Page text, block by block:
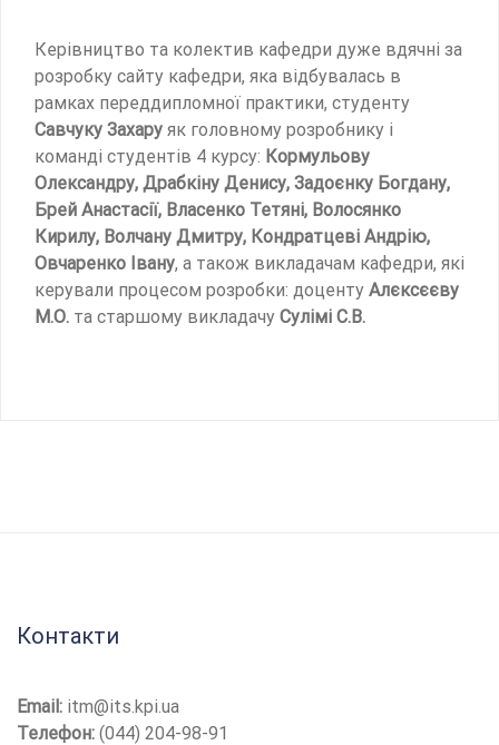
Керівництво та колектив кафедри дуже вдячні за
розробку сайту кафедри, яка відбувалась в
рамках переддипломної практики, студенту
Савчуку Захару як головному розробнику і
команді студентів 4 курсу: Кормульову
Олександру, Драбкіну Денису, Задоєнку Богдану,
Брей Анастасії, Власенко Тетяні, Волосянко
Кирилу, Волчану Дмитру, Кондратцеві Андрію,
Овчаренко Івану, а також викладачам кафедри, які
керували процесом розробки: доценту Алєксєєву
М.О. та старшому викладачу Сулімі С.В.
Контакти
Email: itm@its.kpi.ua
Телефон: (044) 204-98-91